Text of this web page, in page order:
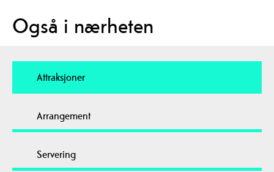
Også i nærheten
Attraksjoner
Arrangement
Servering